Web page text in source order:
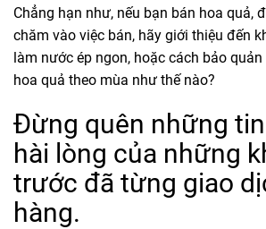
Chẳng hạn như, nếu bạn bán hoa quả,
chăm vào việc bán, hãy giới thiệu đến
làm nước ép ngon, hoặc cách bảo
hoa quả theo mùa như thế nào?
Đừng quên những
hài lòng của những
trước đã từng giao
hàng.